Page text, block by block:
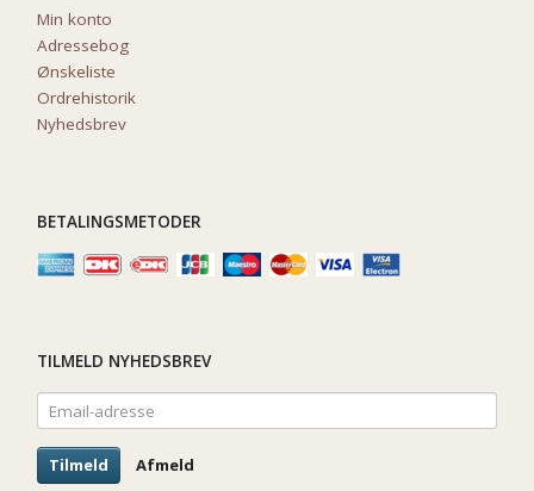
Min konto
Adressebog
Ønskeliste
Ordrehistorik
Nyhedsbrev
BETALINGSMETODER
TILMELD NYHEDSBREV
Email-
adresse
Tilmeld
Afmeld